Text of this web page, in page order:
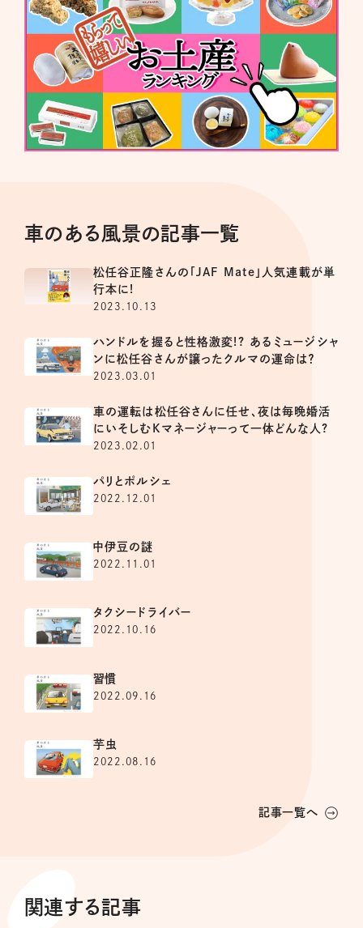
車のある風景の記事一覧
松任谷正隆さんの「JAF Mate」人気連載が単
行本に!
2023.10.13
ハンドルを握ると性格激変!? あるミュージシャ
ンに松任谷さんが譲ったクルマの運命は？
2023.03.01
車の運転は松任谷さんに任せ、夜は毎晩婚活
にいそしむKマネージャーって一体どんな人?
2023.02.01
パリとポルシェ
2022.12.01
中伊豆の謎
2022.11.01
タクシードライバー
2022.10.16
習慣
2022.09.16
芋虫
2022.08.16
記事一覧へ
関連する記事